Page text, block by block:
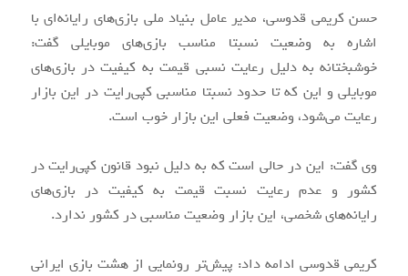
حسن کریمی قدوسی، مدیر عامل بنیاد ملی بازی‌های رایانه‌ای با
اشاره به وضعیت نسبتا مناسب بازی‌های موبایلی گفت:
خوشبختانه به دلیل رعایت نسبی قیمت به کیفیت در بازی‌های
موبایلی و این که تا حدود نسبتا مناسبی کپی‌رایت در این بازار
رعایت می‌شود، وضعیت فعلی این بازار خوب است.
وی گفت: این در حالی است که به دلیل نبود قانون کپی‌رایت در
کشور و عدم رعایت نسبت قیمت به کیفیت در بازی‌های
رایانه‌های شخصی، این بازار وضعیت مناسبی در کشور ندارد.
کریمی قدوسی ادامه داد: پیش‌تر رونمایی از هشت بازی ایرانی